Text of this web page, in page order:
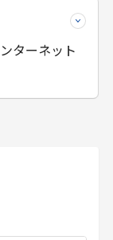
ターネット